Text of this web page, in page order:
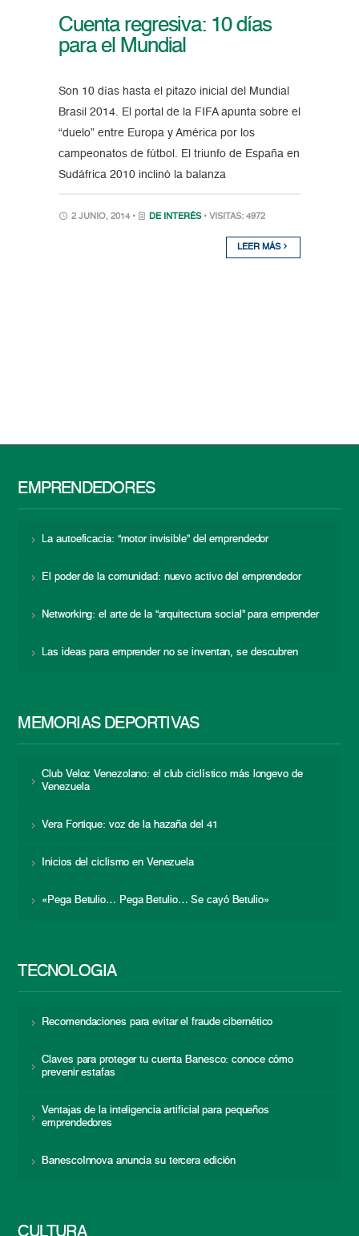
Cuenta regresiva: 10 días
para el Mundial
Son 10 días hasta el pitazo inicial del Mundial
Brasil 2014. El portal de la FIFA apunta sobre el
“duelo” entre Europa y América por los
campeonatos de fútbol. El triunfo de España en
Sudáfrica 2010 inclinó la balanza
2 JUNIO, 2014 • DE INTERÉS • VISITAS: 4972
LEER MÁS
EMPRENDEDORES
La autoeficacia: “motor invisible” del emprendedor
El poder de la comunidad: nuevo activo del emprendedor
Networking: el arte de la “arquitectura social” para emprender
Las ideas para emprender no se inventan, se descubren
MEMORIAS DEPORTIVAS
Club Veloz Venezolano: el club ciclístico más longevo de
Venezuela
Vera Fortique: voz de la hazaña del 41
Inicios del ciclismo en Venezuela
«Pega Betulio… Pega Betulio… Se cayó Betulio»
TECNOLOGÍA
Recomendaciones para evitar el fraude cibernético
Claves para proteger tu cuenta Banesco: conoce cómo
prevenir estafas
Ventajas de la inteligencia artificial para pequeños
emprendedores
BanescoInnova anuncia su tercera edición